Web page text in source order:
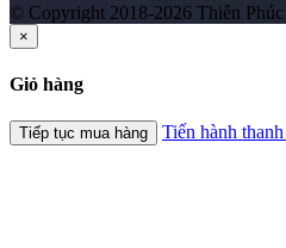
© Copyright 2018-2026 Thiên Phúc
×
Giỏ hàng
Tiếp tục mua hàng Tiến hành